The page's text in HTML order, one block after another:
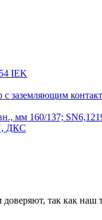
IEK
с заземляющим
ДКС
так как наш